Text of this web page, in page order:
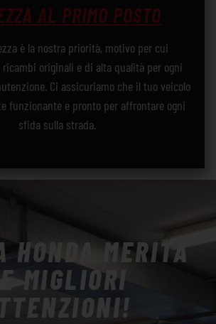
AL PRIMO POSTO
è la nostra priorità, motivo per cui
originali e di alta qualità per ogni
Ci assicuriamo che il tuo veicolo
funzionante e pronto per affrontare ogni
sfida sulla strada.
HONDA MERITA
MIGLIORI